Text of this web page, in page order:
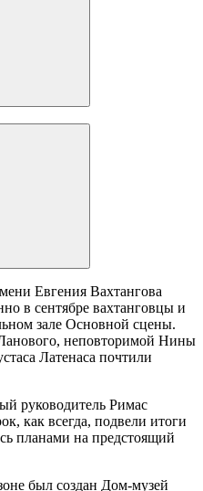
Евгения Вахтангова
в сентябре вахтанговцы и
зале Основной сцены.
неповторимой Нины
Латенаса почтили
руководитель Римас
как всегда, подвели итоги
планами на предстоящий
был создан Дом-музей